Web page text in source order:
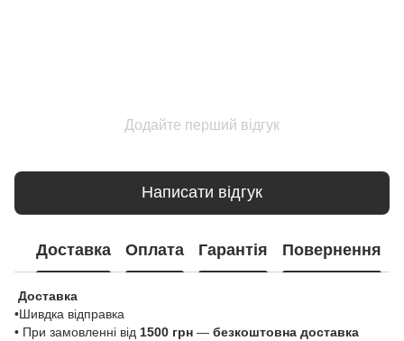
Додайте перший відгук
Написати відгук
Доставка Оплата Гарантія Повернення
Доставка
•Шивдка відправка
• При замовленні від 1500 грн — безкоштовна доставка